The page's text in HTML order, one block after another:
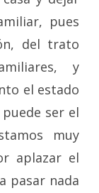
pues
del trato
y
el estado
ser el
muy
aplazar el
pasar nada